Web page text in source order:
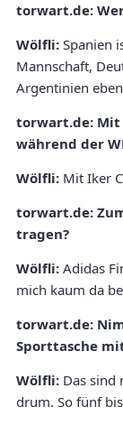
torwart.de:
Wölfli: Spanien
Mannschaft,
Argentinien
torwart.de: Mit
während der
Wölfli: Mit Iker
torwart.de:
tragen?
Wölfli: Adidas
mich kaum da
torwart.de:
Sporttasche
Wölfli: Das sind
drum. So fünf